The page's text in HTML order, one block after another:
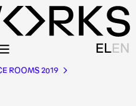
ELEN
ROOMS 2019